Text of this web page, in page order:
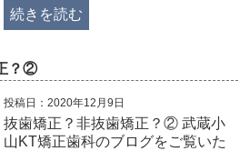
続きを読む
？②
投稿日：2020年12月9日
抜歯矯正？非抜歯矯正？② 武蔵小
山KT矯正歯科のブログをご覧いた